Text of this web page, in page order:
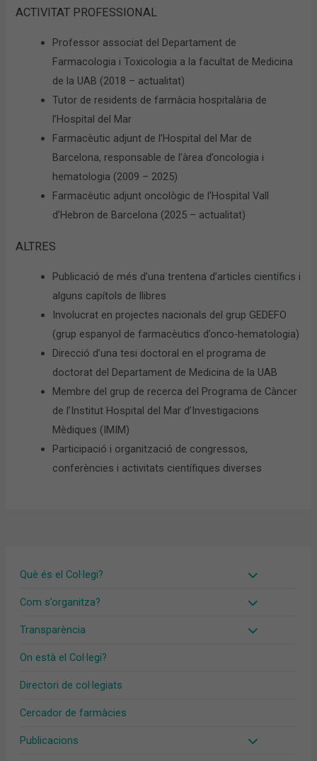
Què és el Col·legi?
Com s’organitza?
Transparència
On està el Col·legi?
Directori de col·legiats
Cercador de farmàcies
Publicacions
ACTIVITAT PROFESSIONAL
Professor associat del Departament de
Farmacologia i Toxicologia a la facultat de Medicina
de la UAB (2018 – actualitat)
Tutor de residents de farmàcia hospitalària de
l’Hospital del Mar
Farmacèutic adjunt de l’Hospital del Mar de
Barcelona, responsable de l’àrea d’oncologia i
hematologia (2009 – 2025)
Farmacèutic adjunt oncològic de l’Hospital Vall
d’Hebron de Barcelona (2025 – actualitat)
ALTRES
Publicació de més d’una trentena d’articles científics i
alguns capítols de llibres
Involucrat en projectes nacionals del grup GEDEFO
(grup espanyol de farmacèutics d’onco-hematologia)
Direcció d’una tesi doctoral en el programa de
doctorat del Departament de Medicina de la UAB
Membre del grup de recerca del Programa de Càncer
de l’Institut Hospital del Mar d’Investigacions
Mèdiques (IMIM)
Participació i organització de congressos,
conferències i activitats científiques diverses